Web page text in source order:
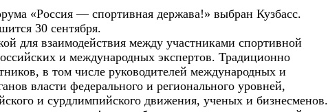
«Россия — спортивная держава!» выбран Кузбасс.
30 сентября.
для взаимодействия между участниками спортивной
и международных экспертов. Традиционно
в том числе руководителей международных и
власти федерального и регионального уровней,
и сурдлимпийского движения, ученых и бизнесменов.